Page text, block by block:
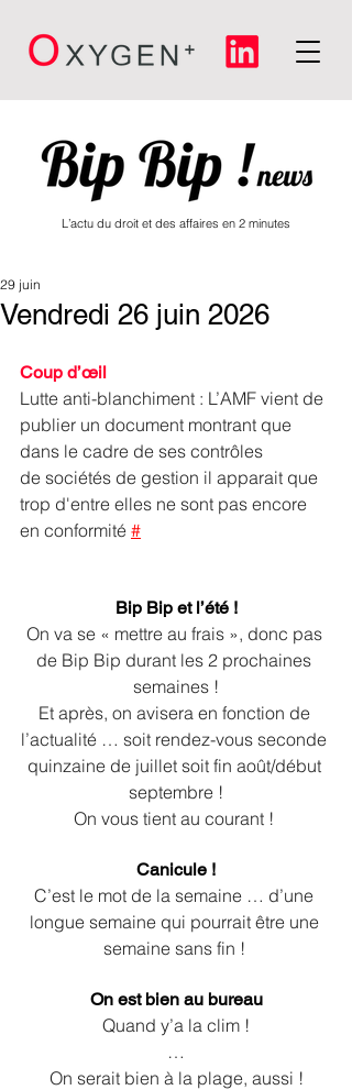
L’actu du droit et des affaires en 2 minutes
Vendredi 26 juin 2026
29 juin
Coup d’œil
Lutte anti-blanchiment : L’AMF vient de
publier un document montrant que
dans le cadre de ses contrôles
de sociétés de gestion il apparait que
trop d'entre elles ne sont pas encore
en conformité #
Bip Bip et l’été !
On va se « mettre au frais », donc pas
de Bip Bip durant les 2 prochaines
semaines !
Et après, on avisera en fonction de
l’actualité … soit rendez-vous seconde
quinzaine de juillet soit fin août/début
septembre !
On vous tient au courant !
Canicule !
C’est le mot de la semaine … d’une
longue semaine qui pourrait être une
semaine sans fin !
On est bien au bureau
Quand y’a la clim !
…
On serait bien à la plage, aussi !